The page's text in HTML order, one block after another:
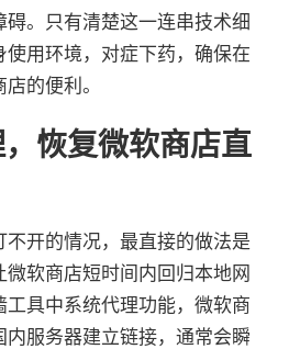
碍。只有清楚这一连串技术细
使用环境，对症下药，确保在
的便利。
恢复微软商店直
开的情况，最直接的做法是
软商店短时间内回归本地网
具中系统代理功能，微软商
内服务器建立链接，通常会瞬